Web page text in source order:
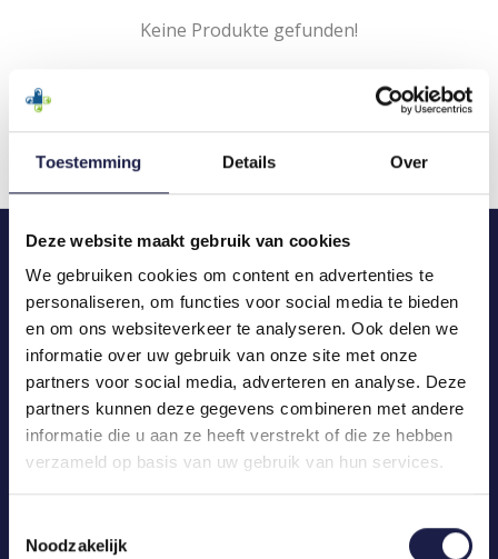
Toestemming Details Over
Deze website maakt gebruik van cookies
We gebruiken cookies om content en advertenties te
personaliseren, om functies voor social media te bieden
en om ons websiteverkeer te analyseren. Ook delen we
informatie over uw gebruik van onze site met onze
partners voor social media, adverteren en analyse. Deze
partners kunnen deze gegevens combineren met andere
informatie die u aan ze heeft verstrekt of die ze hebben
verzameld op basis van uw gebruik van hun services.
Noodzakelijk
Keine Produkte gefunden!